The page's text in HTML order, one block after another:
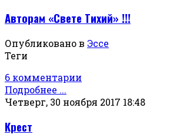
Авторам «Свете Тихий» !!!
Опубликовано в Эссе
Теги
6 комментарии
Подробнее ...
Четверг, 30 ноября 2017 18:48
Крест